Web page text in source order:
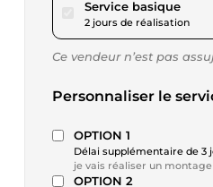
Service basiquepour
2 jours de réalisation
Ce vendeur n’est pas
Personnaliser le
OPTION 1
Délai supplémentaire de 3
je vais réaliser un
OPTION 2